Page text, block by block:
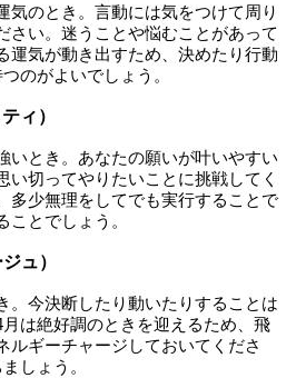
気のとき。言動には気をつけて周り
さい。迷うことや悩むことがあって
運気が動き出すため、決めたり行動
のがよいでしょう。
ィ）
いとき。あなたの願いが叶いやすい
い切ってやりたいことに挑戦してく
多少無理をしてでも実行することで
とでしょう。
ュ）
。今決断したり動いたりすることは
は絶好調のときを迎えるため、飛
ルギーチャージしておいてくださ
しょう。